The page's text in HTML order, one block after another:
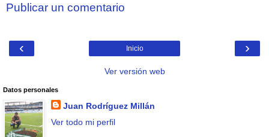
Publicar un comentario
‹ ›
Inicio
Ver versión web
Datos personales
Juan Rodríguez Millán
Ver todo mi perfil